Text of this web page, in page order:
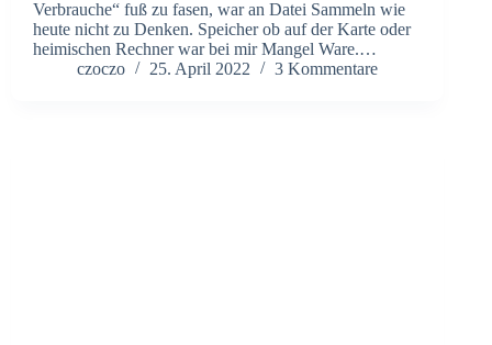
Verbrauche“ fuß zu fasen, war an Datei Sammeln wie
heute nicht zu Denken. Speicher ob auf der Karte oder
heimischen Rechner war bei mir Mangel Ware.…
czoczo
25. April 2022 3 Kommentare